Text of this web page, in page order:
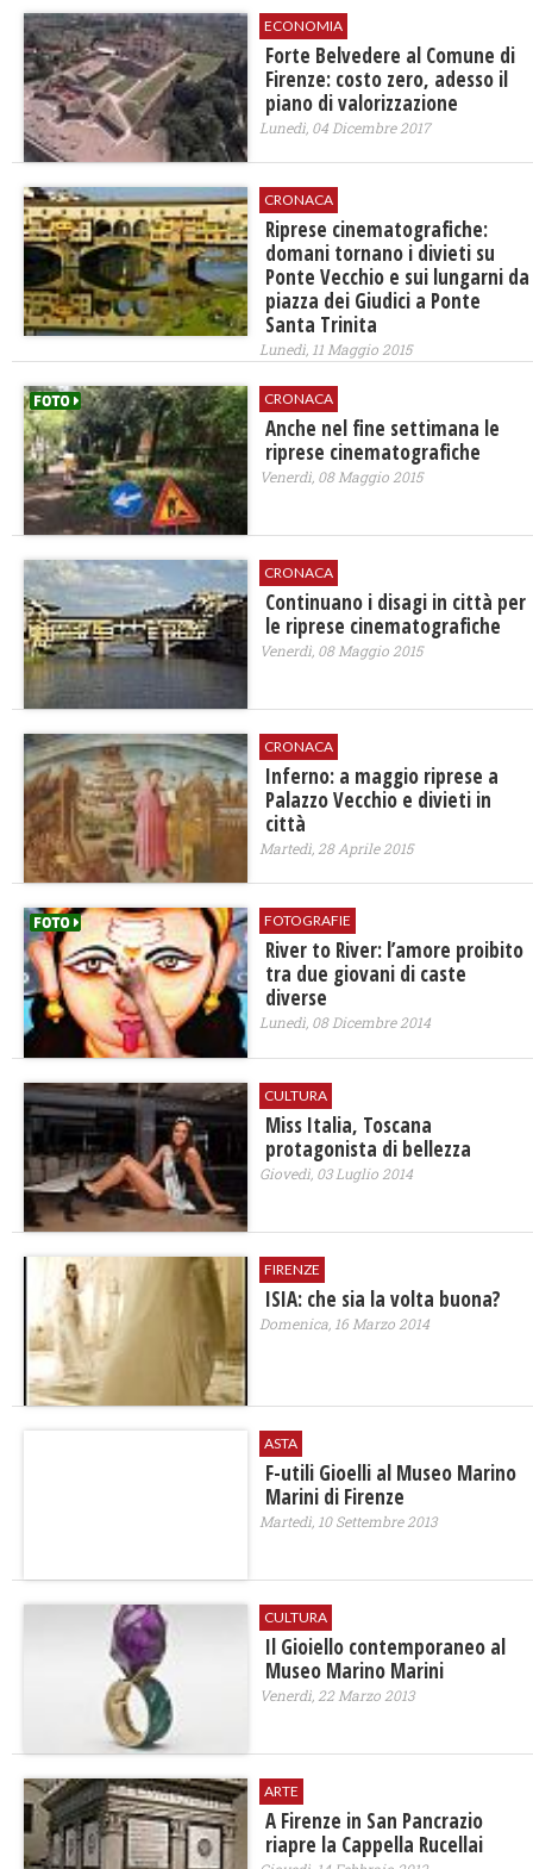
ECONOMIA
Forte Belvedere al Comune di
Firenze: costo zero, adesso il
piano di valorizzazione
Lunedì, 04 Dicembre 2017
CRONACA
Riprese cinematografiche:
domani tornano i divieti su
Ponte Vecchio e sui lungarni da
piazza dei Giudici a Ponte
Santa Trinita
Lunedì, 11 Maggio 2015
CRONACA
Anche nel fine settimana le
riprese cinematografiche
Venerdì, 08 Maggio 2015
CRONACA
Continuano i disagi in città per
le riprese cinematografiche
Venerdì, 08 Maggio 2015
CRONACA
Inferno: a maggio riprese a
Palazzo Vecchio e divieti in
città
Martedì, 28 Aprile 2015
FOTOGRAFIE
River to River: l’amore proibito
tra due giovani di caste
diverse
Lunedì, 08 Dicembre 2014
CULTURA
Miss Italia, Toscana
protagonista di bellezza
Giovedì, 03 Luglio 2014
FIRENZE
ISIA: che sia la volta buona?
Domenica, 16 Marzo 2014
ASTA
F-utili Gioelli al Museo Marino
Marini di Firenze
Martedì, 10 Settembre 2013
CULTURA
Il Gioiello contemporaneo al
Museo Marino Marini
Venerdì, 22 Marzo 2013
ARTE
A Firenze in San Pancrazio
riapre la Cappella Rucellai